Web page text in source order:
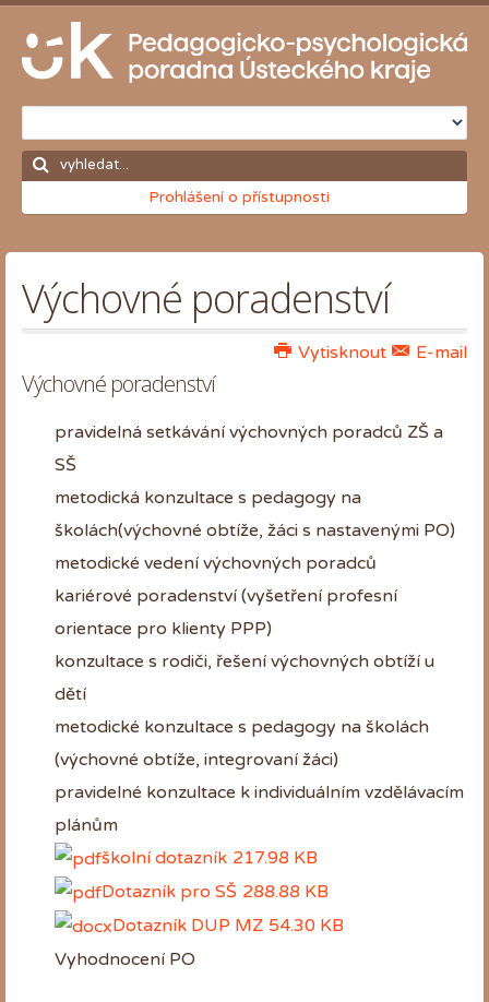
Prohlášení o přístupnosti
Výchovné poradenství
E-mail
Vytisknout
Výchovné poradenství
pravidelná setkávání výchovných poradců ZŠ a
SŠ
metodická konzultace s pedagogy na
školách(výchovné obtíže, žáci s nastavenými PO)
metodické vedení výchovných poradců
kariérové poradenství (vyšetření profesní
orientace pro klienty PPP)
konzultace s rodiči, řešení výchovných obtíží u
dětí
metodické konzultace s pedagogy na školách
(výchovné obtíže, integrovaní žáci)
pravidelné konzultace k individuálním vzdělávacím
plánům
školní dotazník 217.98 KB
Dotazník pro SŠ 288.88 KB
Dotazník DUP MZ 54.30 KB
Vyhodnocení PO